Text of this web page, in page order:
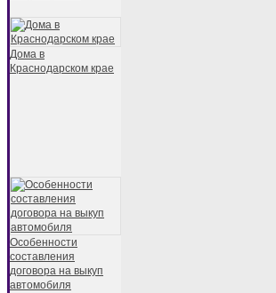
Дома в
Краснодарском крае
Особенности
составления
договора на выкуп
автомобиля